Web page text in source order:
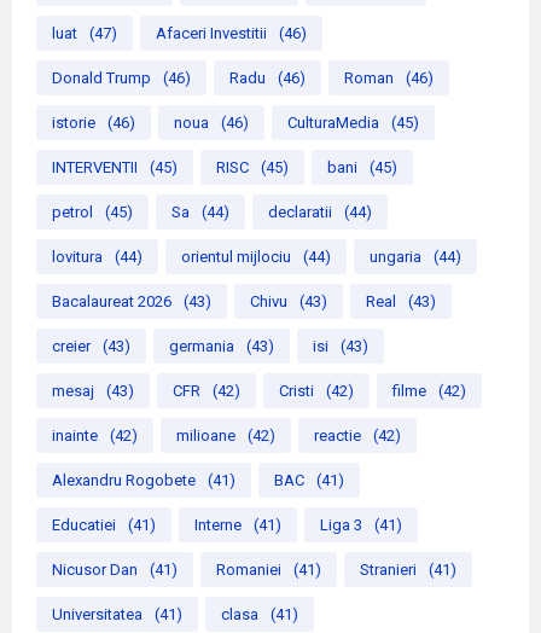
luat (47) Afaceri Investitii (46)
Donald Trump (46) Radu (46) Roman (46)
istorie (46) noua (46) CulturaMedia (45)
INTERVENTII (45) RISC (45) bani (45)
petrol (45) Sa (44) declaratii (44)
lovitura (44) orientul mijlociu (44) ungaria (44)
Bacalaureat 2026 (43) Chivu (43) Real (43)
creier (43) germania (43) isi (43)
mesaj (43) CFR (42) Cristi (42) filme (42)
inainte (42) milioane (42) reactie (42)
Alexandru Rogobete (41) BAC (41)
Educatiei (41) Interne (41) Liga 3 (41)
Nicusor Dan (41) Romaniei (41) Stranieri (41)
Universitatea (41) clasa (41)